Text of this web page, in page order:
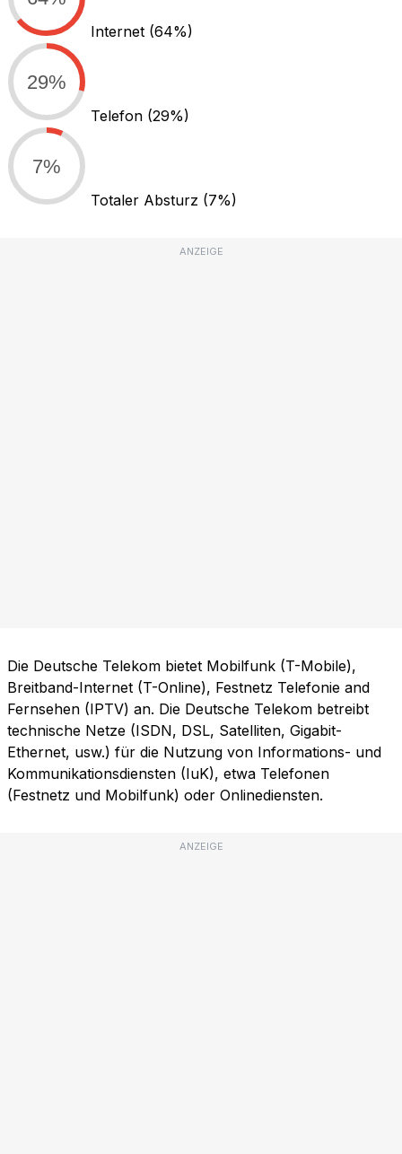
Internet (64%)
29%
Telefon (29%)
7%
Totaler Absturz (7%)
ANZEIGE
Die Deutsche Telekom bietet Mobilfunk (T-Mobile),
Breitband-Internet (T-Online), Festnetz Telefonie and
Fernsehen (IPTV) an. Die Deutsche Telekom betreibt
technische Netze (ISDN, DSL, Satelliten, Gigabit-
Ethernet, usw.) für die Nutzung von Informations- und
Kommunikationsdiensten (IuK), etwa Telefonen
(Festnetz und Mobilfunk) oder Onlinediensten.
ANZEIGE